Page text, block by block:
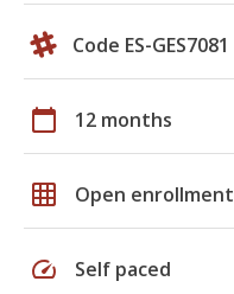
Code ES-GES7081
calendar_today 12 months
grid_on Open enrollment
speed Self paced